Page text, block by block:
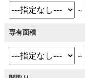
～
専有面積
～